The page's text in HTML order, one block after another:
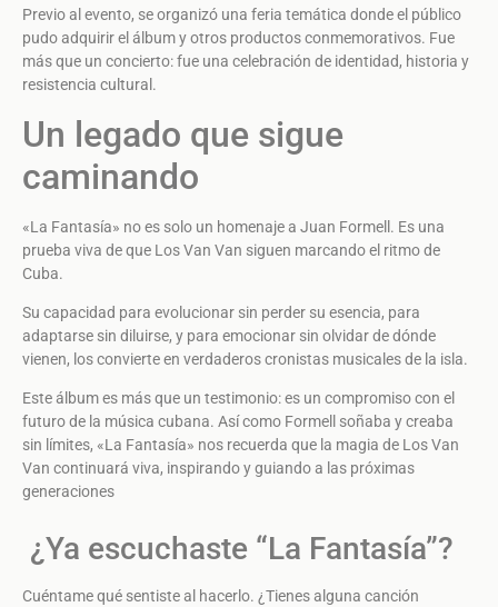
Previo al evento, se organizó una feria temática donde el público
pudo adquirir el álbum y otros productos conmemorativos. Fue
más que un concierto: fue una celebración de identidad, historia y
resistencia cultural.
Un legado que sigue
caminando
«La Fantasía» no es solo un homenaje a Juan Formell. Es una
prueba viva de que Los Van Van siguen marcando el ritmo de
Cuba.
Su capacidad para evolucionar sin perder su esencia, para
adaptarse sin diluirse, y para emocionar sin olvidar de dónde
vienen, los convierte en verdaderos cronistas musicales de la isla.
Este álbum es más que un testimonio: es un compromiso con el
futuro de la música cubana. Así como Formell soñaba y creaba
sin límites, «La Fantasía» nos recuerda que la magia de Los Van
Van continuará viva, inspirando y guiando a las próximas
generaciones
¿Ya escuchaste “La Fantasía”?
Cuéntame qué sentiste al hacerlo. ¿Tienes alguna canción